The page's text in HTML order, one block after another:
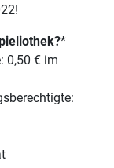
*
0,50 € im